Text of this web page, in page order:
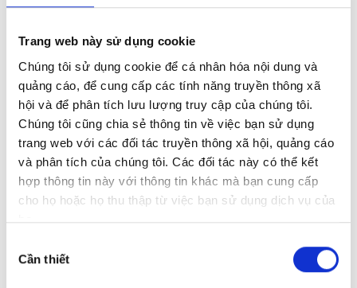
Trang web này sử dụng cookie
Chúng tôi sử dụng cookie để cá nhân hóa nội dung và
quảng cáo, để cung cấp các tính năng truyền thông xã
hội và để phân tích lưu lượng truy cập của chúng tôi.
Chúng tôi cũng chia sẻ thông tin về việc bạn sử dụng
trang web với các đối tác truyền thông xã hội, quảng cáo
và phân tích của chúng tôi. Các đối tác này có thể kết
hợp thông tin này với thông tin khác mà bạn cung cấp
cho họ hoặc họ thu thập từ việc bạn sử dụng dịch vụ của
họ.
chọn
Cần thiết
Tôi đồng ý cho phép Công ty Cổ Phần Liên Á Quốc Tế (Audi
Việt Nam) có thể sử dụng dữ liệu cá nhân của tôi cho mục
đích liên lạc và tiếp thị. Vui lòng tham khảoChính sách
quyền riêng tưđể biết thêm chi tiết.